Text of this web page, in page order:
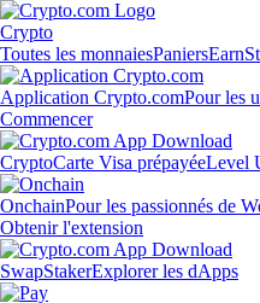
Crypto
Toutes les monnaiesPaniersEarn
Application Crypto.comPour les
Commencer
CryptoCarte Visa prépayéeLevel
OnchainPour les passionnés de
Obtenir l'extension
SwapStakerExplorer les dApps